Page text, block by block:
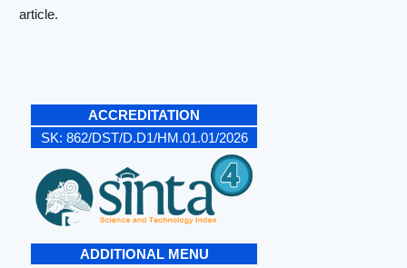
article.
ACCREDITATION
SK: 862/DST/D.D1/HM.01.01/2026
ADDITIONAL MENU